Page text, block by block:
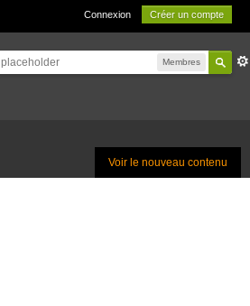
Connexion Créer un compte
Membres
Voir le nouveau contenu